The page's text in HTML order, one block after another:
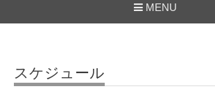
MENU
スケジュール